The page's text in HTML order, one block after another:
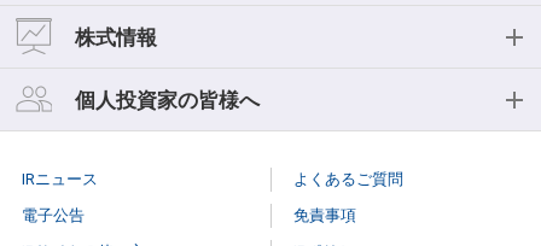
中期経営計画
事業等のリスク
役員紹介
キャッシュフロー
セグメント情報
IR資料一覧
決算説明会
スモールミーティング/事業説明会
株式情報
株式情報
株主総会
個人投資家の皆様へ
個人投資家説明会
IRニュース
よくあるご質問
電子公告
免責事項